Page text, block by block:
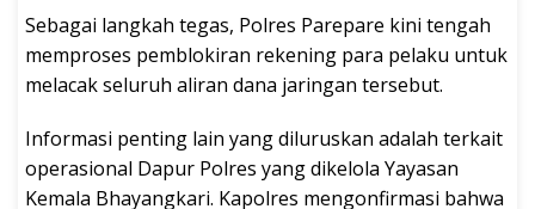
Sebagai langkah tegas, Polres Parepare kini tengah
memproses pemblokiran rekening para pelaku untuk
melacak seluruh aliran dana jaringan tersebut.
Informasi penting lain yang diluruskan adalah terkait
operasional Dapur Polres yang dikelola Yayasan
Kemala Bhayangkari. Kapolres mengonfirmasi bahwa